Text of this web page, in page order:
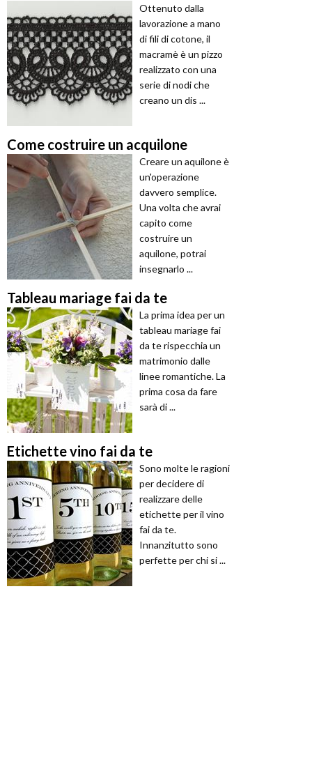
Ottenuto dalla
lavorazione a mano
di fili di cotone, il
macramè è un pizzo
realizzato con una
serie di nodi che
creano un dis ...
Come costruire un acquilone
Creare un aquilone è
un'operazione
davvero semplice.
Una volta che avrai
capito come
costruire un
aquilone, potrai
insegnarlo ...
Tableau mariage fai da te
La prima idea per un
tableau mariage fai
da te rispecchia un
matrimonio dalle
linee romantiche. La
prima cosa da fare
sarà di ...
Etichette vino fai da te
Sono molte le ragioni
per decidere di
realizzare delle
etichette per il vino
fai da te.
Innanzitutto sono
perfette per chi si ...